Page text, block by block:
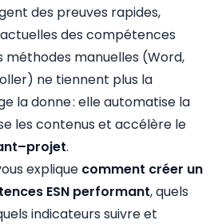
des preuves rapides,
des compétences
méthodes manuelles (Word,
ne tiennent plus la
la donne : elle automatise la
les contenus et accélère le
.
explique comment créer un
ESN performant, quels
indicateurs suivre et